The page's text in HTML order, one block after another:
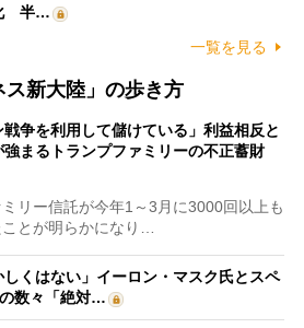
半…
一覧を見る
新大陸」の歩き方
戦争を利用して儲けている」利益相反と
強まるトランプファミリーの不正蓄財
リー信託が今年1～3月に3000回以上も
とが明らかになり…
しくはない」イーロン・マスク氏とスペ
数々「絶対…